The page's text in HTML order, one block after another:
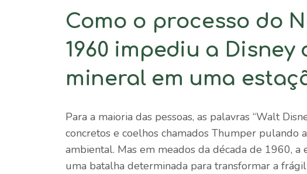
Como o processo do
1960 impediu a
mineral em uma
Para a maioria das pessoas, as palavras “Walt
concretos e coelhos chamados Thumper pulando
ambiental. Mas em meados da década de 1960,
uma batalha determinada para transformar a